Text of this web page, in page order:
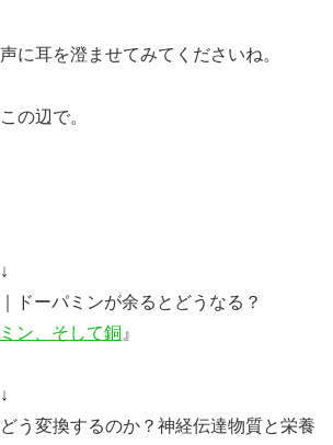
に耳を澄ませてみてくださいね。
の辺で。
ドーパミンが余るとどうなる？
ン、そして銅 』
う変換するのか？神経伝達物質と栄養